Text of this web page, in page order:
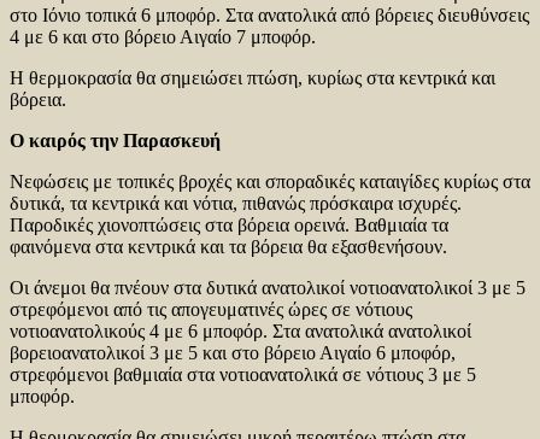
στο Ιόνιο τοπικά 6 μποφόρ. Στα ανατολικά από βόρειες διευθύνσεις
4 με 6 και στο βόρειο Αιγαίο 7 μποφόρ.
Η θερμοκρασία θα σημειώσει πτώση, κυρίως στα κεντρικά και
βόρεια.
Ο καιρός την Παρασκευή
Νεφώσεις με τοπικές βροχές και σποραδικές καταιγίδες κυρίως στα
δυτικά, τα κεντρικά και νότια, πιθανώς πρόσκαιρα ισχυρές.
Παροδικές χιονοπτώσεις στα βόρεια ορεινά. Βαθμιαία τα
φαινόμενα στα κεντρικά και τα βόρεια θα εξασθενήσουν.
Οι άνεμοι θα πνέουν στα δυτικά ανατολικοί νοτιοανατολικοί 3 με 5
στρεφόμενοι από τις απογευματινές ώρες σε νότιους
νοτιοανατολικούς 4 με 6 μποφόρ. Στα ανατολικά ανατολικοί
βορειοανατολικοί 3 με 5 και στο βόρειο Αιγαίο 6 μποφόρ,
στρεφόμενοι βαθμιαία στα νοτιοανατολικά σε νότιους 3 με 5
μποφόρ.